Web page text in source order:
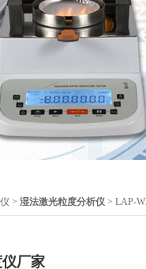
> 湿法激光粒度分析仪 > LAP-
厂家